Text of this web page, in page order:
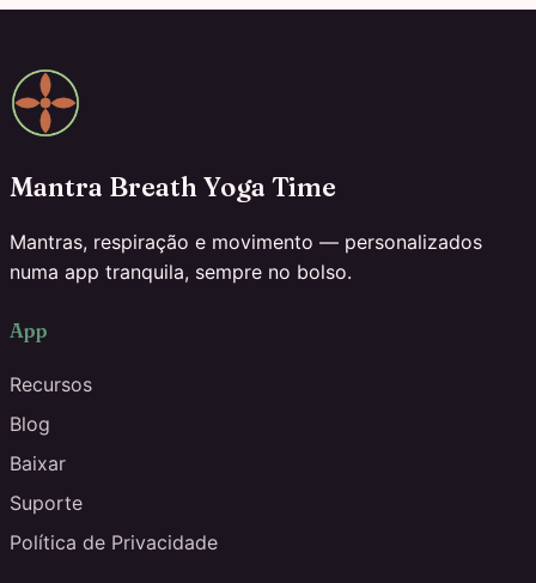
Mantra Breath Yoga Time
Mantras, respiração e movimento — personalizados
numa app tranquila, sempre no bolso.
App
Recursos
Blog
Baixar
Suporte
Política de Privacidade